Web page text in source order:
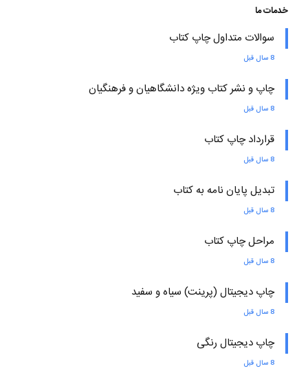
خدمات ما
سوالات متداول چاپ کتاب
8 سال قبل
چاپ و نشر کتاب ویژه دانشگاهیان و فرهنگیان
8 سال قبل
قرارداد چاپ کتاب
8 سال قبل
تبدیل پایان نامه به کتاب
8 سال قبل
مراحل چاپ کتاب
8 سال قبل
چاپ دیجیتال (پرینت) سیاه و سفید
8 سال قبل
چاپ دیجیتال رنگی
8 سال قبل